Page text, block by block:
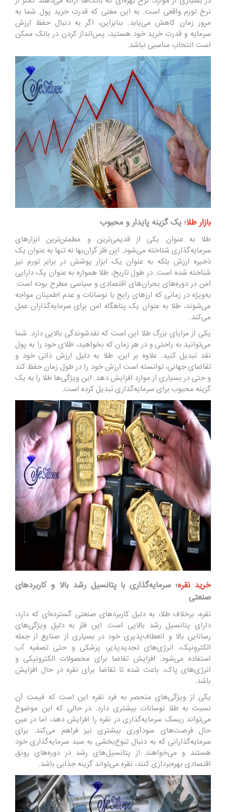
نرخ تورم واقعی است. به این معنی که قدرت خرید پول شما به
مرور زمان کاهش می‌یابد. بنابراین، اگر به دنبال حفظ ارزش
سرمایه و قدرت خرید خود هستید، پس‌انداز کردن در بانک ممکن
است انتخاب مناسبی نباشد.
بازار طلا؛ یک گزینه پایدار و محبوب
طلا به عنوان یکی از قدیمی‌ترین و مطمئن‌ترین ابزارهای
سرمایه‌گذاری شناخته می‌شود. این فلز گران‌بها نه تنها به عنوان یک
ذخیره ارزش بلکه به عنوان یک ابزار پوشش در برابر تورم نیز
شناخته شده است. در طول تاریخ، طلا همواره به عنوان یک دارایی
امن در دوره‌های بحران‌های اقتصادی و سیاسی مطرح بوده است.
به‌ویژه در زمانی که ارزهای رایج با نوسانات و عدم اطمینان مواجه
می‌شوند، طلا به عنوان یک پناهگاه امن برای سرمایه‌گذاران عمل
می‌کند.
یکی از مزایای بزرگ طلا این است که نقدشوندگی بالایی دارد. شما
می‌توانید به راحتی و در هر زمان که بخواهید، طلای خود را به پول
نقد تبدیل کنید. علاوه بر این، طلا به دلیل ارزش ذاتی خود و
تقاضای جهانی، توانسته است ارزش خود را در طول زمان حفظ کند
و حتی در بسیاری از موارد افزایش دهد. این ویژگی‌ها طلا را به یک
گزینه محبوب برای سرمایه‌گذاری تبدیل کرده است.
خرید نقره؛ سرمایه‌گذاری با پتانسیل رشد بالا و کاربردهای
صنعتی
نقره، برخلاف طلا، به دلیل کاربردهای صنعتی گسترده‌ای که دارد،
دارای پتانسیل رشد بالایی است. این فلز به دلیل ویژگی‌های
رسانایی بالا و انعطاف‌پذیری خود در بسیاری از صنایع از جمله
الکترونیک، انرژی‌های تجدیدپذیر، پزشکی و حتی تصفیه آب
استفاده می‌شود. افزایش تقاضا برای محصولات الکترونیکی و
انرژی‌های پاک، باعث شده تا تقاضا برای نقره در حال افزایش
باشد.
یکی از ویژگی‌های منحصر به فرد نقره این است که قیمت آن
نسبت به طلا نوسانات بیشتری دارد. در حالی که این موضوع
می‌تواند ریسک سرمایه‌گذاری در نقره را افزایش دهد، اما در عین
حال فرصت‌های سودآوری بیشتری نیز فراهم می‌کند. برای
سرمایه‌گذارانی که به دنبال تنوع‌بخشی به سبد سرمایه‌گذاری خود
هستند و می‌خواهند از پتانسیل‌های رشد در دوره‌های رونق
اقتصادی بهره‌برداری کنند، نقره می‌تواند گزینه جذابی باشد.